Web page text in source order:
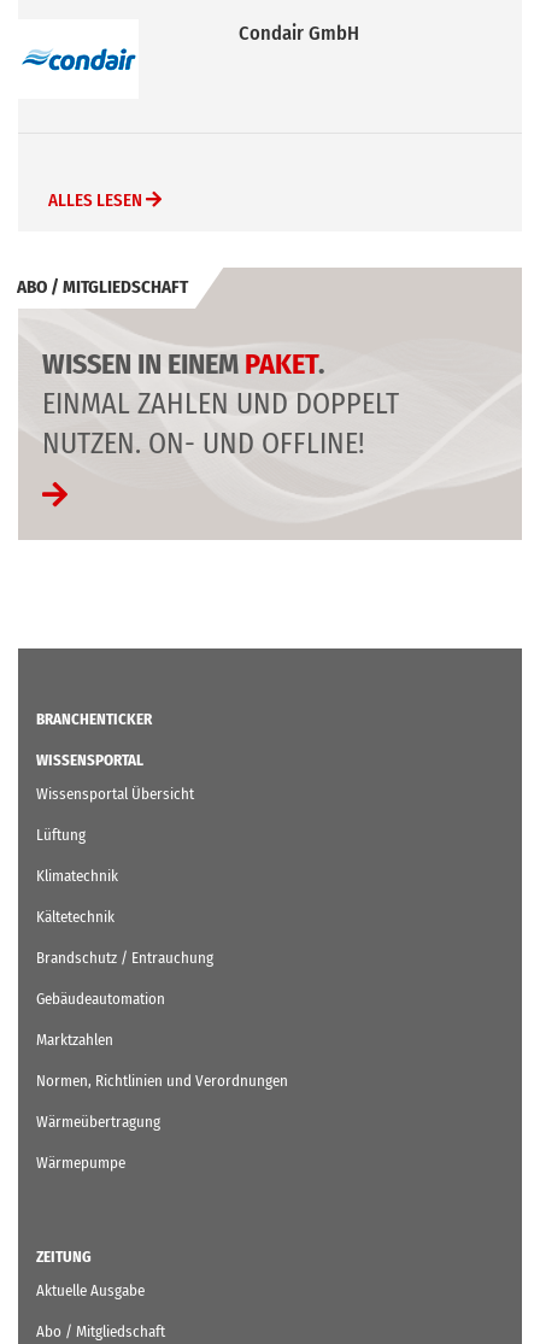
Condair GmbH
ALLES LESEN
ABO / MITGLIEDSCHAFT
WISSEN IN EINEM PAKET.
EINMAL ZAHLEN UND DOPPELT
NUTZEN. ON- UND OFFLINE!
BRANCHENTICKER
WISSENSPORTAL
Wissensportal Übersicht
Lüftung
Klimatechnik
Kältetechnik
Brandschutz / Entrauchung
Gebäudeautomation
Marktzahlen
Normen, Richtlinien und Verordnungen
Wärmeübertragung
Wärmepumpe
ZEITUNG
Aktuelle Ausgabe
Abo / Mitgliedschaft